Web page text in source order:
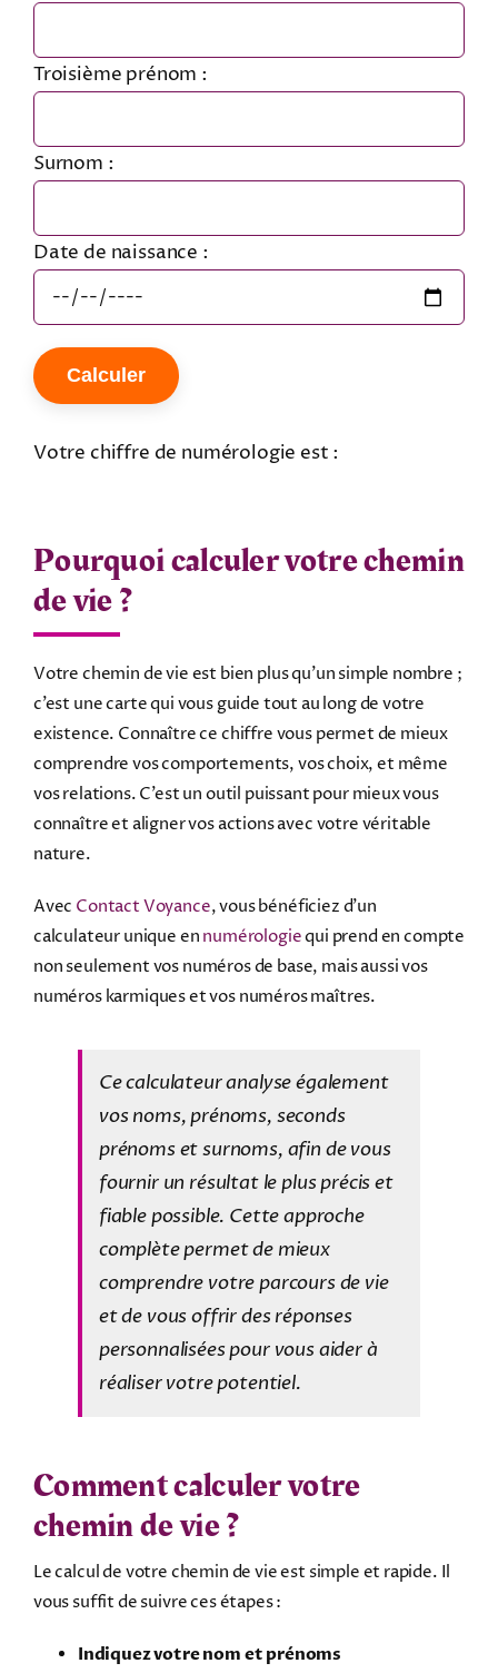
Troisième prénom :
Surnom :
Date de naissance :
Calculer
Votre chiffre de numérologie est :
Pourquoi calculer votre chemin
de vie ?
Votre chemin de vie est bien plus qu’un simple nombre ;
c’est une carte qui vous guide tout au long de votre
existence. Connaître ce chiffre vous permet de mieux
comprendre vos comportements, vos choix, et même
vos relations. C’est un outil puissant pour mieux vous
connaître et aligner vos actions avec votre véritable
nature.
Avec Contact Voyance, vous bénéficiez d’un
calculateur unique ennumérologiequi prend en compte
non seulement vos numéros de base, mais aussi vos
numéros karmiques et vos numéros maîtres.
Ce calculateur analyse également
vos noms, prénoms, seconds
prénoms et surnoms, afin de vous
fournir un résultat le plus précis et
fiable possible. Cette approche
complète permet de mieux
comprendre votre parcours de vie
et de vous offrir des réponses
personnalisées pour vous aider à
réaliser votre potentiel.
Comment calculer votre
chemin de vie ?
Le calcul de votre chemin de vie est simple et rapide. Il
vous suffit de suivre ces étapes :
Indiquez votre nom et prénoms